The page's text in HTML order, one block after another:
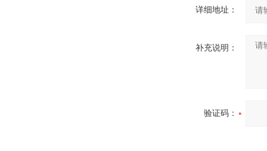
详细地址：
补充说明：
验证码：